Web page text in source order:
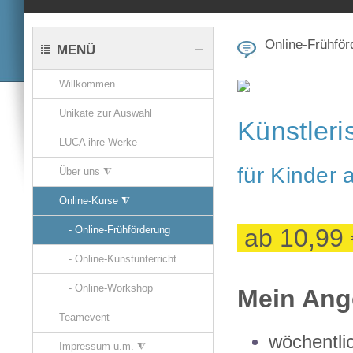
MENÜ
Willkommen
Unikate zur Auswahl
LUCA ihre Werke
Über uns ⧨
Online-Kurse ⧨
- Online-Frühförderung
- Online-Kunstunterricht
- Online-Workshop
Teamevent
Impressum u.m. ⧨
Online-
für Kinder
ab 10,99
Mein